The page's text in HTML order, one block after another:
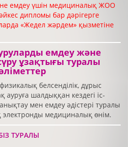
емдеу үшін медициналық ЖОО
дипломы бар дәрігерге
«Жедел жәрдем» қызметіне
емдеу және
ұзақтығы туралы
белсенділік, дұрыс
ауруға шалдыққан кездегі іс-
мен емдеу әдістері туралы
электронды медициналық өнім.
ТУРАЛЫ